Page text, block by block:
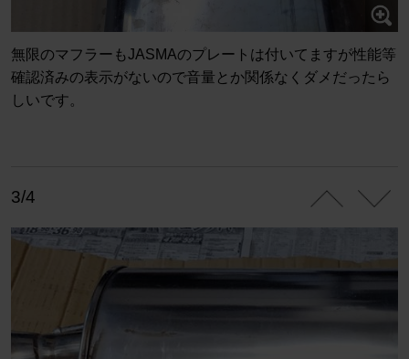
無限のマフラーもJASMAのプレートは付いてますが性能等
確認済みの表示がないので音量とか関係なくダメだったら
しいです。
3/4